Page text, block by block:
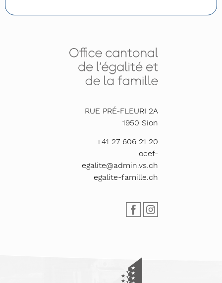
RUE PRÉ-FLEURI 2A
1950 Sion
+41 27 606 21 20
ocef-
egalite@admin.vs.ch
egalite-famille.ch